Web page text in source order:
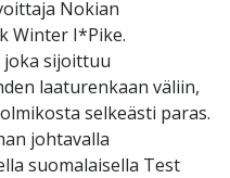
Nokian
Winter I*Pike.
joka sijoittuu
laaturenkaan väliin,
selkeästi paras.
johtavalla
suomalaisella Test